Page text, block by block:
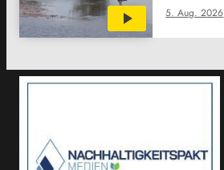
5. Aug. 2026